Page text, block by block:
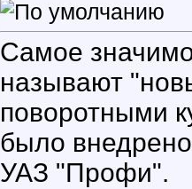
Самое
называют
поворотными
было
УАЗ "Профи".